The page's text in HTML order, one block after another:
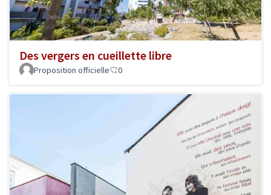
Des vergers en cueillette libre
Proposition officielle 0